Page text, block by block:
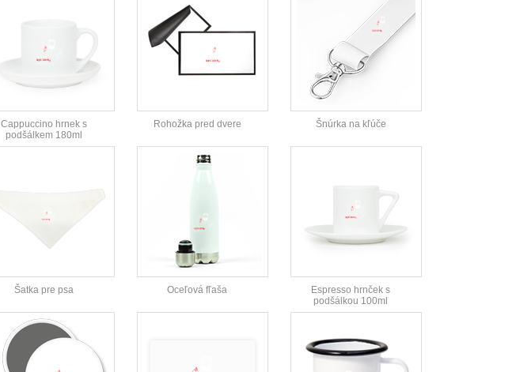
Cappuccino hrnek s
podšálkem 180ml
Rohožka pred dvere Šnúrka na kľúče
Šatka pre psa Oceľová fľaša
Espresso hrnček s
podšálkou 100ml